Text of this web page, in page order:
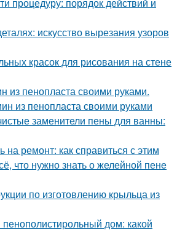
искусство вырезания узоров
красок для рисования на стене
из пенопласта своими руками.
из пенопласта своими руками
заменители пены для ванны:
на ремонт: как справиться с этим
что нужно знать о желейной пенe
по изготовлению крыльца из
дом: какой